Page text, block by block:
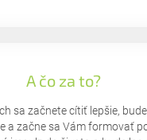
A čo za to?
sa začnete cítiť lepšie,
a začne sa Vám formovať